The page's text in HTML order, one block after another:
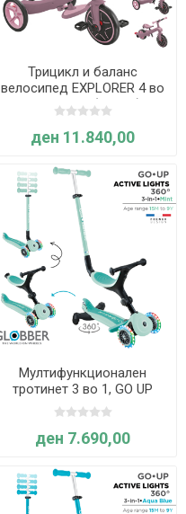
Трицикл и баланс
велосипед EXPLORER 4 во
1 ECOLOGIC (Розов) -
Globber
ден 11.840,00
Мултифункционален
тротинет 3 во 1, GO UP
Active Lights 360°,
склоплив (Минт) - Globber
ден 7.690,00